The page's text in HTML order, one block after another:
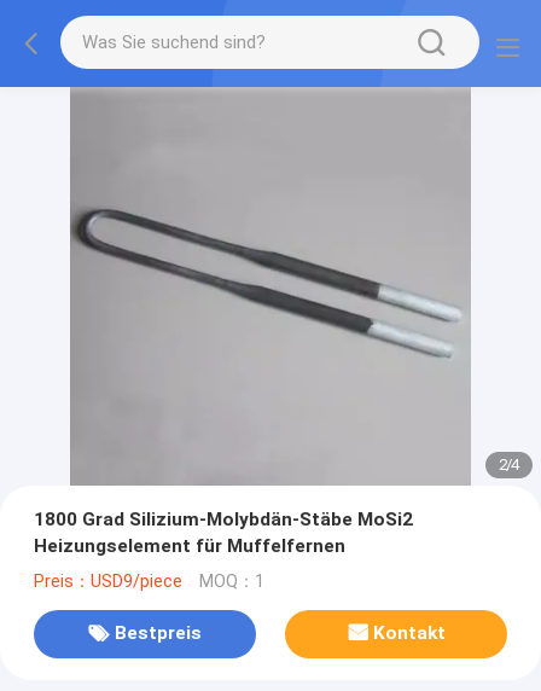
2/4
1800 Grad Silizium-Molybdän-Stäbe MoSi2
Heizungselement für Muffelfernen
Preis：USD9/piece MOQ：1
Bestpreis Kontakt